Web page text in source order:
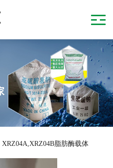
XRZ04A,XRZ04B脂肪酶载体